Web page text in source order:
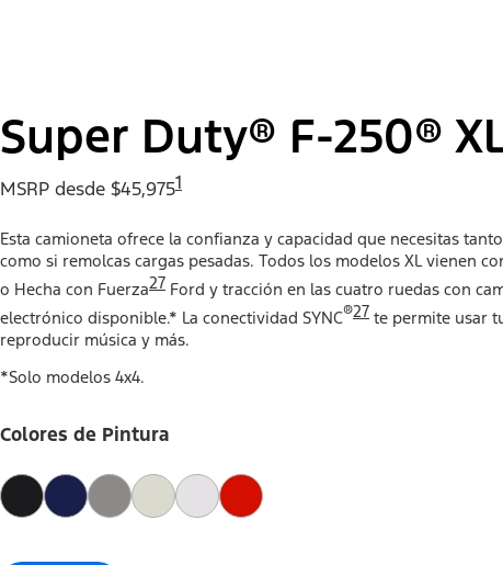
Super Duty® F-250®
MSRP desde $45,9751
Esta camioneta ofrece la confianza y capacidad que necesitas
como si remolcas cargas pesadas. Todos los modelos XL vienen
o Hecha con Fuerza27 Ford y tracción en las cuatro ruedas con
electrónico disponible.* La conectividad SYNC®27 te permite usar
reproducir música y más.
*Solo modelos 4x4.
Colores de Pintura